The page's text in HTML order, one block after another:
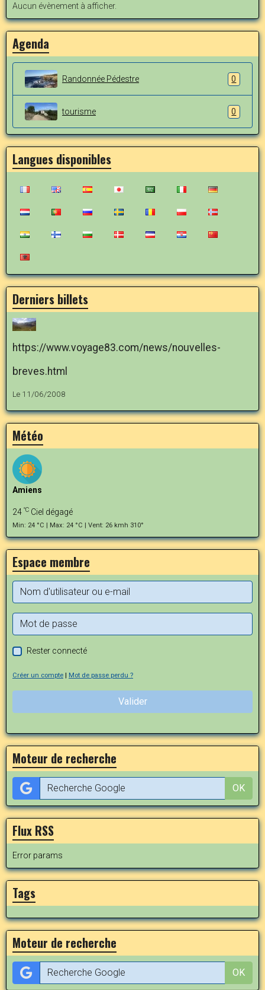
Aucun évènement à afficher.
Agenda
Randonnée Pédestre 0
tourisme 0
Langues disponibles
Derniers billets
https://www.voyage83.com/news/nouvelles-
breves.html
Le 11/06/2008
Météo
Amiens
24 °C Ciel dégagé
Min: 24 °C | Max: 24 °C | Vent: 26 kmh 310°
Espace membre
Rester connecté
Créer un compte Mot de passe perdu ?
Valider
Moteur de recherche
OK
Flux RSS
Error params
Tags
Moteur de recherche
OK